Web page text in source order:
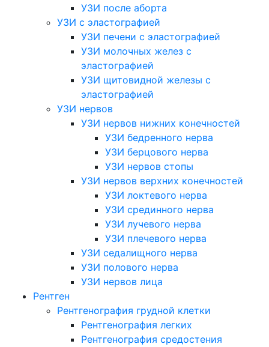
УЗИ после аборта
УЗИ с эластографией
УЗИ печени с эластографией
УЗИ молочных желез с
эластографией
УЗИ щитовидной железы с
эластографией
УЗИ нервов
УЗИ нервов нижних конечностей
УЗИ бедренного нерва
УЗИ берцового нерва
УЗИ нервов стопы
УЗИ нервов верхних конечностей
УЗИ локтевого нерва
УЗИ срединного нерва
УЗИ лучевого нерва
УЗИ плечевого нерва
УЗИ седалищного нерва
УЗИ полового нерва
УЗИ нервов лица
Рентген
Рентгенография грудной клетки
Рентгенография легких
Рентгенография средостения